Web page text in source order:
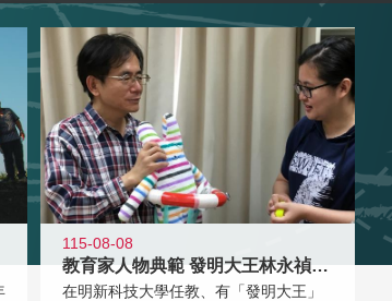
115-08-08
教育家人物典範 發明大王林永禎教授
在明新科技大學任教、有「發明大王」